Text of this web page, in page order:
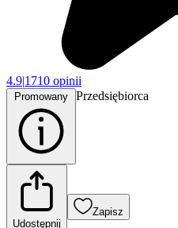
4.9|1710 opinii
Przedsiębiorca
Udostępnij
Zapisz